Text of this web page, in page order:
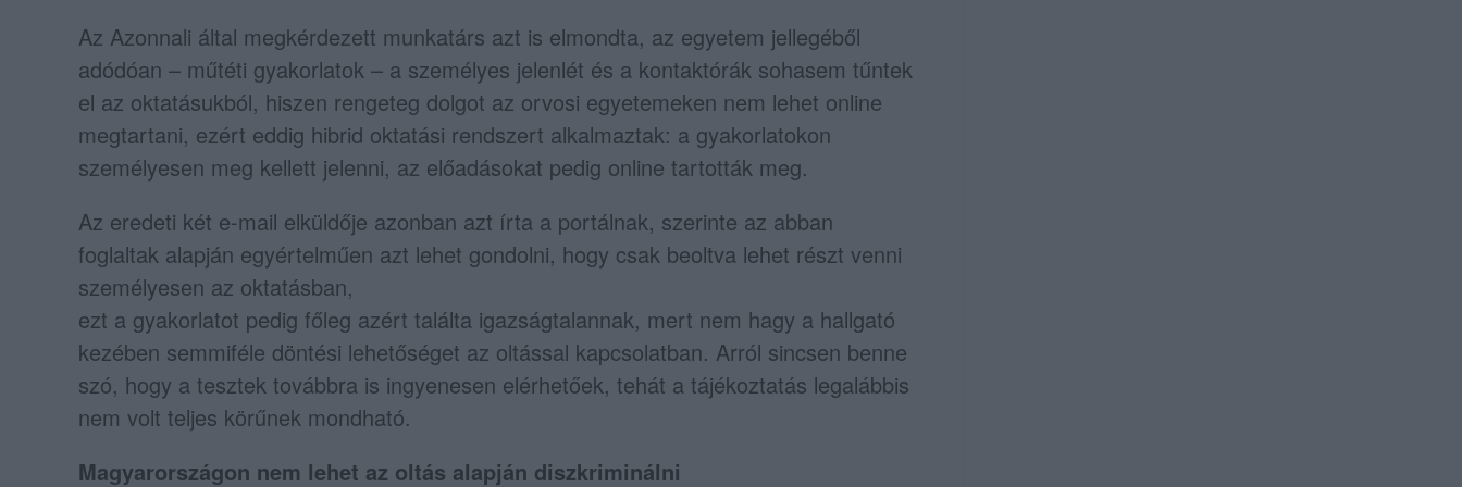
Az Azonnali által megkérdezett munkatárs azt is elmondta, az egyetem jellegéből
adódóan – műtéti gyakorlatok – a személyes jelenlét és a kontaktórák sohasem tűntek
el az oktatásukból, hiszen rengeteg dolgot az orvosi egyetemeken nem lehet online
megtartani, ezért eddig hibrid oktatási rendszert alkalmaztak: a gyakorlatokon
személyesen meg kellett jelenni, az előadásokat pedig online tartották meg.
Az eredeti két e-mail elküldője azonban azt írta a portálnak, szerinte az abban
foglaltak alapján egyértelműen azt lehet gondolni, hogy csak beoltva lehet részt venni
személyesen az oktatásban,
ezt a gyakorlatot pedig főleg azért találta igazságtalannak, mert nem hagy a hallgató
kezében semmiféle döntési lehetőséget az oltással kapcsolatban. Arról sincsen benne
szó, hogy a tesztek továbbra is ingyenesen elérhetőek, tehát a tájékoztatás legalábbis
nem volt teljes körűnek mondható.
Magyarországon nem lehet az oltás alapján diszkriminálni